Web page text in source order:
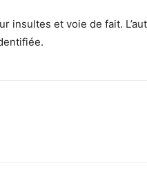
insultes et voie de fait.